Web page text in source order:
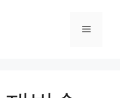
Menu